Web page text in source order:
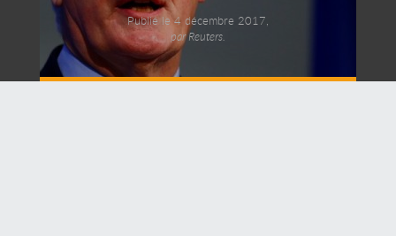
Publié le 4 décembre 2017,
par Reuters.